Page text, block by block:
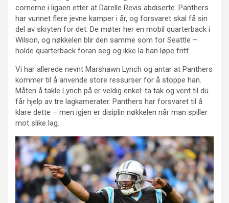
cornerne i ligaen etter at Darelle Revis abdiserte. Panthers
har vunnet flere jevne kamper i år, og forsvaret skal få sin
del av skryten for det. De møter her en mobil quarterback i
Wilson, og nøkkelen blir den samme som for Seattle –
holde quarterback foran seg og ikke la han løpe fritt.
Vi har allerede nevnt Marshawn Lynch og antar at Panthers
kommer til å anvende store ressurser for å stoppe han.
Måten å takle Lynch på er veldig enkel: ta tak og vent til du
får hjelp av tre lagkamerater. Panthers har forsvaret til å
klare dette – men igjen er disiplin nøkkelen når man spiller
mot slike lag.